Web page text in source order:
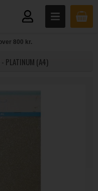
800 kr.
- PLATINUM (A4)